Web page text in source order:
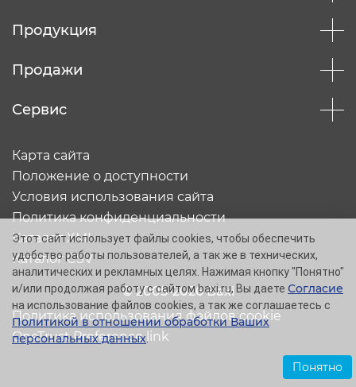
Продукция
Продажи
Сервис
© 2005-2026 Baxi
Карта сайта
Положение о доступности
Условия использования сайта
Политика конфиденциальности
Каталог XML
Каталог CSV
Политика использования файлов cookie
OneTrust Preference link
Этот сайт использует файлы cookies, чтобы обеспечить
удобство работы пользователей, а так же в технических,
аналитических и рекламных целях. Нажимая кнопку "Понятно"
и/или продолжая работу с сайтом baxi.ru, Вы даете Согласие
на использование файлов cookies, а так же соглашаетесь с
Политикой в отношении обработки Ваших
персональных данных.
Понятно